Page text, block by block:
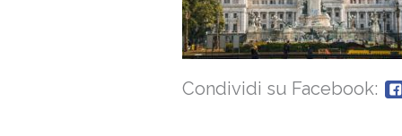
Condividi su Facebook: